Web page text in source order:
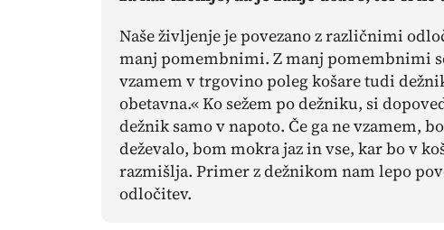
Naše življenje je povezano z različnimi
manj pomembnimi. Z manj pomembnimi
vzamem v trgovino poleg košare tudi
obetavna.« Ko sežem po dežniku, si
dežnik samo v napoto. Če ga ne vzamem,
deževalo, bom mokra jaz in vse, kar bo v
razmišlja. Primer z dežnikom nam lepo
odločitev.